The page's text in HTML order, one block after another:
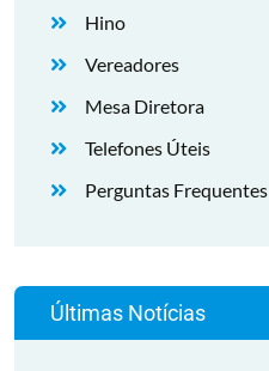
Hino
Vereadores
Mesa Diretora
Telefones Úteis
Perguntas Frequentes
Últimas Notícias